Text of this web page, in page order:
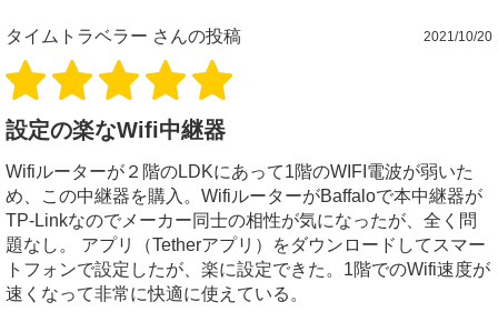
タイムトラベラー さんの投稿 2021/10/20
設定の楽なWifi中継器
Wifiルーターが２階のLDKにあって1階のWIFI電波が弱いた
め、この中継器を購入。WifiルーターがBaffaloで本中継器が
TP-Linkなのでメーカー同士の相性が気になったが、全く問
題なし。 アプリ（Tetherアプリ）をダウンロードしてスマー
トフォンで設定したが、楽に設定できた。1階でのWifi速度が
速くなって非常に快適に使えている。